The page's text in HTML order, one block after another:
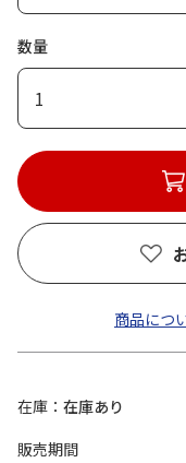
数量
1
商品につ
在庫
在庫あり
販売期間